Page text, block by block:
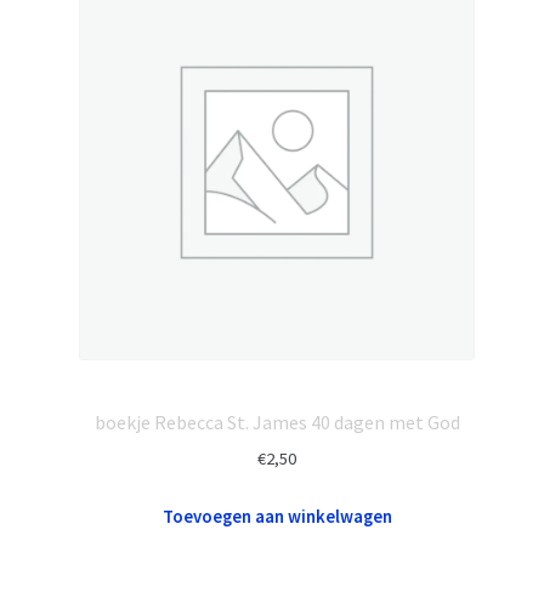
boekje Rebecca St. James 40 dagen met God
€2,50
Toevoegen aan winkelwagen